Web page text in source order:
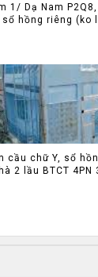
1/ Dạ Nam
sổ hồng riêng (ko
cầu chữ Y, sổ
2 lầu BTCT 4PN